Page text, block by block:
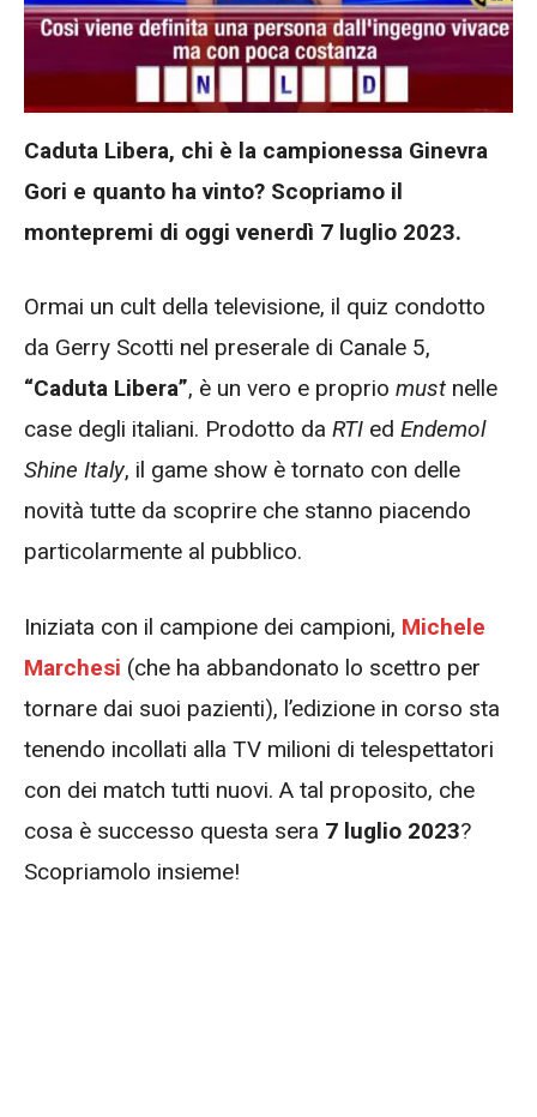
Caduta Libera, chi è la campionessa Ginevra
Gori e quanto ha vinto? Scopriamo il
montepremi di oggi venerdì 7 luglio 2023.
Ormai un cult della televisione, il quiz condotto
da Gerry Scotti nel preserale di Canale 5,
“Caduta Libera”, è un vero e proprio must nelle
case degli italiani. Prodotto da RTI ed Endemol
Shine Italy, il game show è tornato con delle
novità tutte da scoprire che stanno piacendo
particolarmente al pubblico.
Iniziata con il campione dei campioni, Michele
Marchesi (che ha abbandonato lo scettro per
tornare dai suoi pazienti), l’edizione in corso sta
tenendo incollati alla TV milioni di telespettatori
con dei match tutti nuovi. A tal proposito, che
cosa è successo questa sera 7 luglio 2023?
Scopriamolo insieme!